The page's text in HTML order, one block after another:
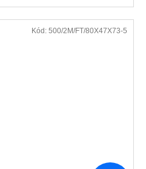
Kód: 500/2M/FT/80X47X73-5